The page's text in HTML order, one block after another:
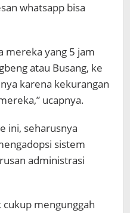
whatsapp bisa
mereka yang 5 jam
atau Busang, ke
karena kekurangan
ucapnya.
ini, seharusnya
sistem
administrasi
cukup mengunggah